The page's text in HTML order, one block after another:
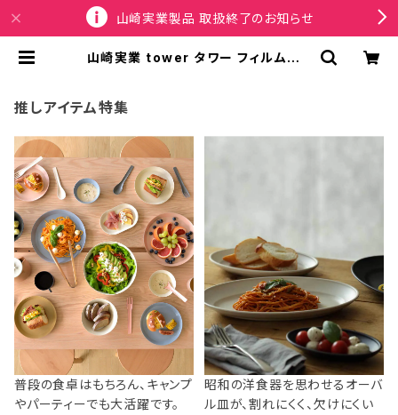
山崎実業製品 取扱終了のお知らせ
山崎実業 tower タワー フィルムフッ
9 ホワイト | SPORTUS
推しアイテム特集
普段の食卓はもちろん、キャンプ
やパーティーでも大活躍です。
昭和の洋食器を思わせるオーバ
ル皿が、割れにくく、欠けにくい